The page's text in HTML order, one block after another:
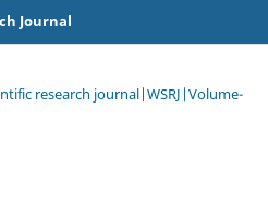
Journal
research journal|WSRJ|Volume-